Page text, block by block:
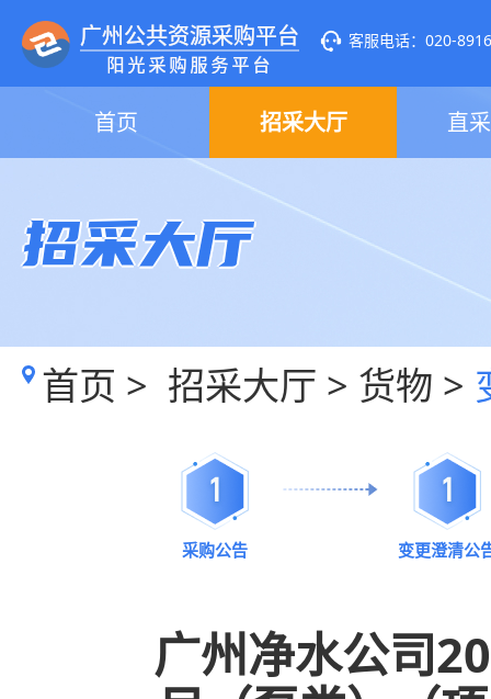
客服电话：020-
首页 招采大厅 直
招采大厅
首页 > 招采大厅 > 货物 >
1
采购公告
1
变更澄清公
广州净水公司